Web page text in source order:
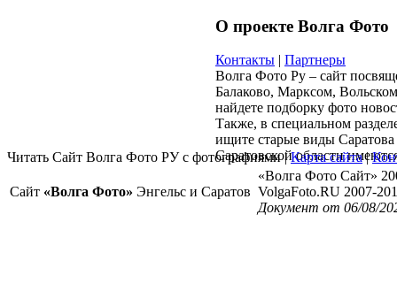
О проекте Волга Фото
Контакты | Партнеры
Волга Фото Ру – сайт
Балаково, Марксом,
найдете подборку фото
Также, в специальном
ищите старые виды
Саратовской области
Читать Сайт Волга Фото РУ с фотографиями |Карта сайта|
Сайт «Волга Фото» Энгельс и Саратов
«Волга Фото Сайт»
VolgaFoto.RU 2007-
Документ от 06/08/